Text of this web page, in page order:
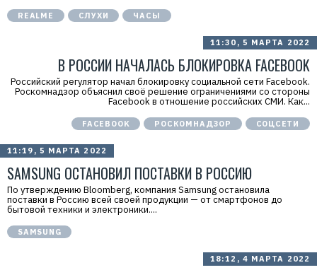
REALME СЛУХИ ЧАСЫ
11:30, 5 МАРТА 2022
В РОССИИ НАЧАЛАСЬ БЛОКИРОВКА FACEBOOK
Российский регулятор начал блокировку социальной сети Facebook.
Роскомнадзор объяснил своё решение ограничениями со стороны
Facebook в отношение российских СМИ. Как...
FACEBOOK РОСКОМНАДЗОР СОЦСЕТИ
11:19, 5 МАРТА 2022
SAMSUNG ОСТАНОВИЛ ПОСТАВКИ В РОССИЮ
По утверждению Bloomberg, компания Samsung остановила
поставки в Россию всей своей продукции — от смартфонов до
бытовой техники и электроники....
SAMSUNG
18:12, 4 МАРТА 2022
Р
е
л
а
м
а
.
r
i
V
f
n
x
f
M